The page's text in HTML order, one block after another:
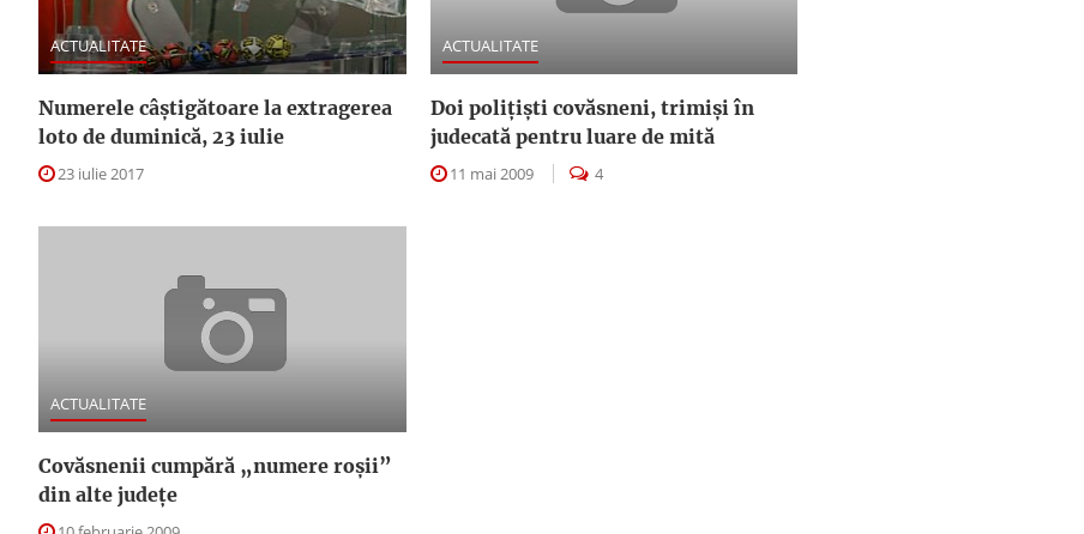
ACTUALITATE
Numerele câştigătoare la extragerea
loto de duminică, 23 iulie
23 iulie 2017
ACTUALITATE
Doi poliţişti covăsneni, trimişi în
judecată pentru luare de mită
11 mai 2009 4
ACTUALITATE
Covăsnenii cumpără „numere roşii”
din alte judeţe